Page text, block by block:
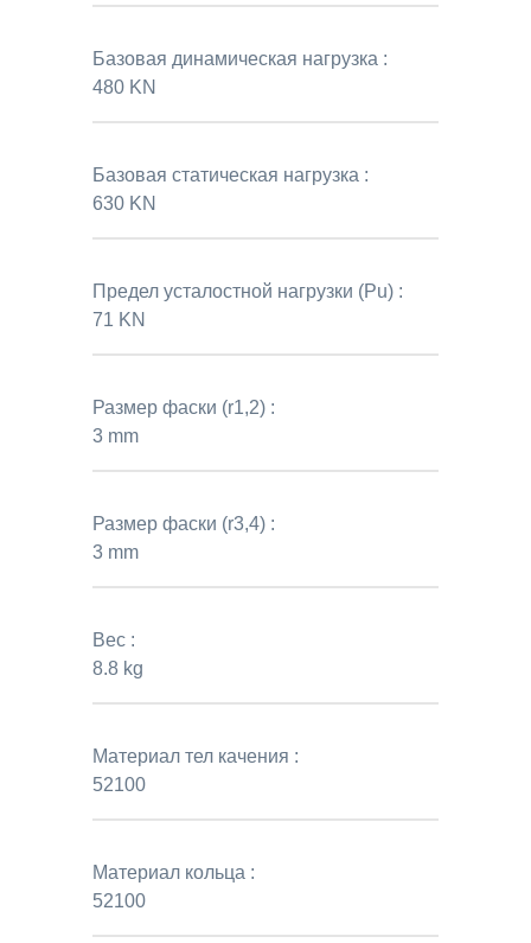
Базовая динамическая нагрузка :
480 KN
Базовая статическая нагрузка :
630 KN
Предел усталостной нагрузки (Pu) :
71 KN
Размер фаски (r1,2) :
3 mm
Размер фаски (r3,4) :
3 mm
Вес :
8.8 kg
Материал тел качения :
52100
Материал кольца :
52100